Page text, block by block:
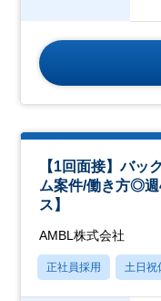
【1回面接】バッ
ム案件/働き方◎週
ス】
AMBL株式会社
正社員採用 土日祝